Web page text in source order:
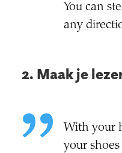
You can
any
2. Maak je
With your
your